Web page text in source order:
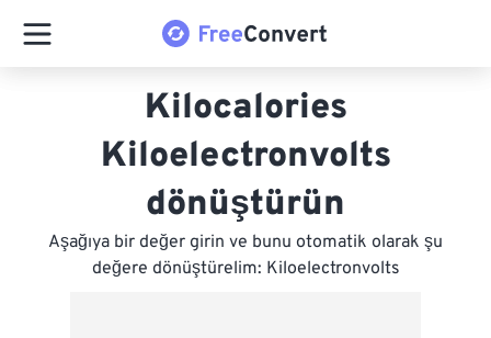
Kilocalories
Kiloelectronvolts
dönüştürün
Aşağıya bir değer girin ve bunu otomatik olarak şu
değere dönüştürelim: Kiloelectronvolts